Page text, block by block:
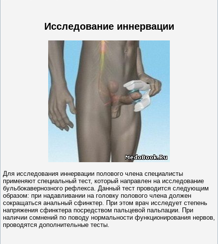
Исследование иннервации
Для исследования иннервации полового члена специалисты
применяют специальный тест, который направлен на исследование
бульбокавернозного рефлекса. Данный тест проводится следующим
образом: при надавливании на головку полового члена должен
сокращаться анальный сфинктер. При этом врач исследует степень
напряжения сфинктера посредством пальцевой пальпации. При
наличии сомнений по поводу нормальности функционирования нервов,
проводятся дополнительные тесты.